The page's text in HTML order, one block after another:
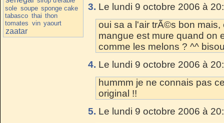
sole soupe sponge cake
tabasco thai thon
tomates vin yaourt
zaatar
3. Le lundi 9 octobre 2006 à
oui sa a l'air trÃ©s bon
mangue est mure quand on
comme les melons ? ^^
4. Le lundi 9 octobre 2006 à
hummm je ne connais pas
original !!
5. Le lundi 9 octobre 2006 à